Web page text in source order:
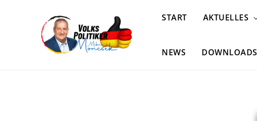
START AKTUELLES
NEWS DOWNLOADS